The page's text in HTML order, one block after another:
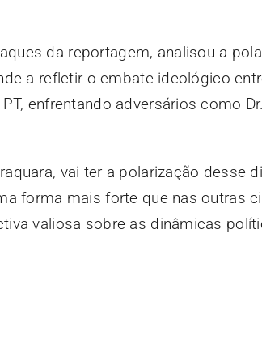
da reportagem, analisou a
a refletir o embate ideológico
enfrentando adversários como
vai ter a polarização desse
forma mais forte que nas outras
valiosa sobre as dinâmicas